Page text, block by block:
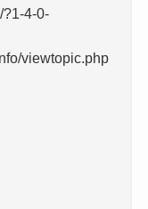
?1-4-0-
viewtopic.php